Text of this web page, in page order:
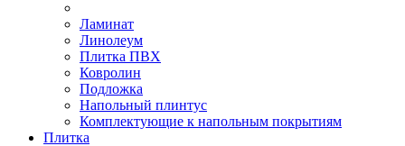
Ламинат
Линолеум
Плитка ПВХ
Ковролин
Подложка
Напольный плинтус
Комплектующие к напольным покрытиям
Плитка